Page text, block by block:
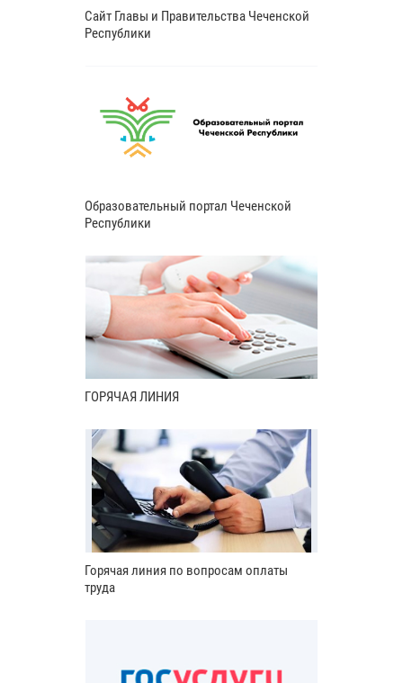
Сайт Главы и Правительства Чеченской
Республики
Образовательный портал Чеченской
Республики
ГОРЯЧАЯ ЛИНИЯ
Горячая линия по вопросам оплаты
труда